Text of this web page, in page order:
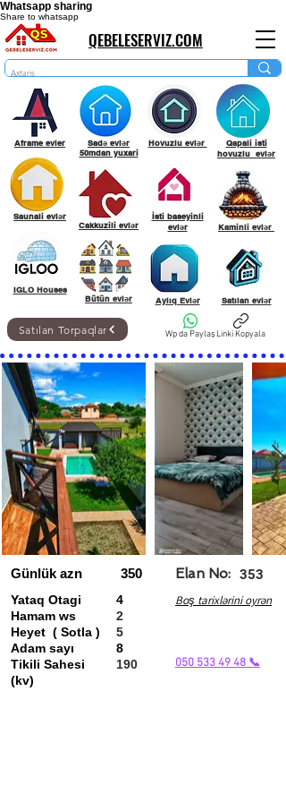
Whatsapp sharing
Share to whatsapp
QEBELESERVIZ.COM
Aframe evler
Saunali evlər
IGLO Houses
Sadə evlər
50mdan yuxari
Cakkuzili evlər
Bütün evlər
Hovuzlu evlər
İsti baseyinli
evlər
Aylıq Evlər
Qapali isti
hovuzlu evlər
Kaminli evlər
Satılan evlər
Wp da PaylaşLinki Kopyala
Satılan Torpaqlar
Günlük azn
Yataq Otagi
Hamam ws
Heyet ( Sotla )
Adam sayı
Tikili Sahesi
(kv)
350
4
Elan No: 353
Boş tarixlərini oyrən
2
5
8
190
050 533 49 48 📞